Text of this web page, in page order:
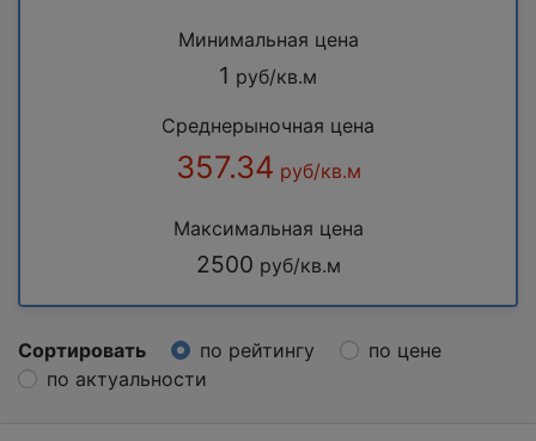
Минимальная цена
1 руб/кв.м
Среднерыночная цена
357.34 руб/кв.м
Максимальная цена
2500 руб/кв.м
Сортировать по рейтингу
по цене
по актуальности